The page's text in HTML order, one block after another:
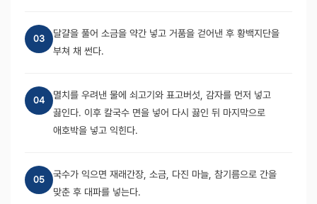
03
달걀을 풀어 소금을 약간 넣고 거품을 걷어낸 후 황백지단을
부쳐 채 썬다.
04
멸치를 우려낸 물에 쇠고기와 표고버섯, 감자를 먼저 넣고
끓인다. 이후 칼국수 면을 넣어 다시 끓인 뒤 마지막으로
애호박을 넣고 익힌다.
05
국수가 익으면 재래간장, 소금, 다진 마늘, 참기름으로 간을
맞춘 후 대파를 넣는다.